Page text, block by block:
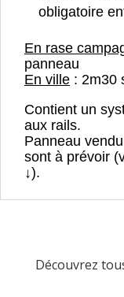
obligatoire
En rase
panneau
En ville : 2m30
Contient un
aux rails.
Panneau
sont à prévoir
↓).
Découvrez